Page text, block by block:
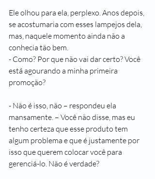
Ele olhou para ela, perplexo. Anos depois,
se acostumaria com esses lampejos dela,
mas, naquele momento ainda não a
conhecia tão bem.
- Como? Por que não vai dar certo? Você
está agourando a minha primeira
promoção?
- Não é isso, não – respondeu ela
mansamente. – Você não disse, mas eu
tenho certeza que esse produto tem
algum problema e que é justamente por
isso que querem colocar você para
gerenciá-lo. Não é verdade?